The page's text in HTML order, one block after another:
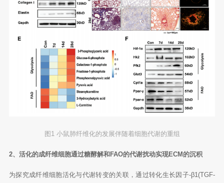
图1 小鼠肺纤维化的发展伴随着细胞代谢的重组
2、活化的成纤维细胞通过糖酵解和FAO的代谢扰动实现ECM的沉积
为探究成纤维细胞活化与代谢转变的关联，通过转化生长因子-β1(TGF-